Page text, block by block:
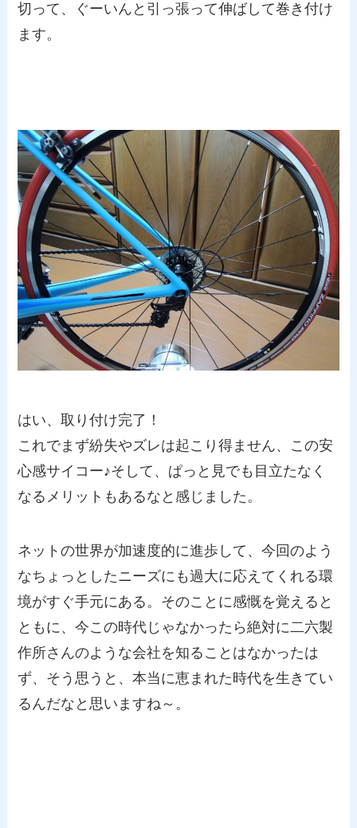
切って、ぐーいんと引っ張って伸ばして巻き付け
ます。
はい、取り付け完了！
これでまず紛失やズレは起こり得ません、この安
心感サイコー♪そして、ぱっと見でも目立たなく
なるメリットもあるなと感じました。
ネットの世界が加速度的に進歩して、今回のよう
なちょっとしたニーズにも過大に応えてくれる環
境がすぐ手元にある。そのことに感慨を覚えると
ともに、今この時代じゃなかったら絶対に二六製
作所さんのような会社を知ることはなかったは
ず、そう思うと、本当に恵まれた時代を生きてい
るんだなと思いますね～。